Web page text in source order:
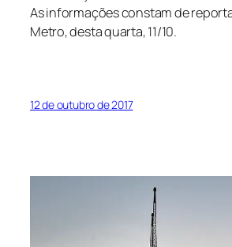
As informações constam de
Metro, desta quarta, 11/10.
12 de outubro de 2017